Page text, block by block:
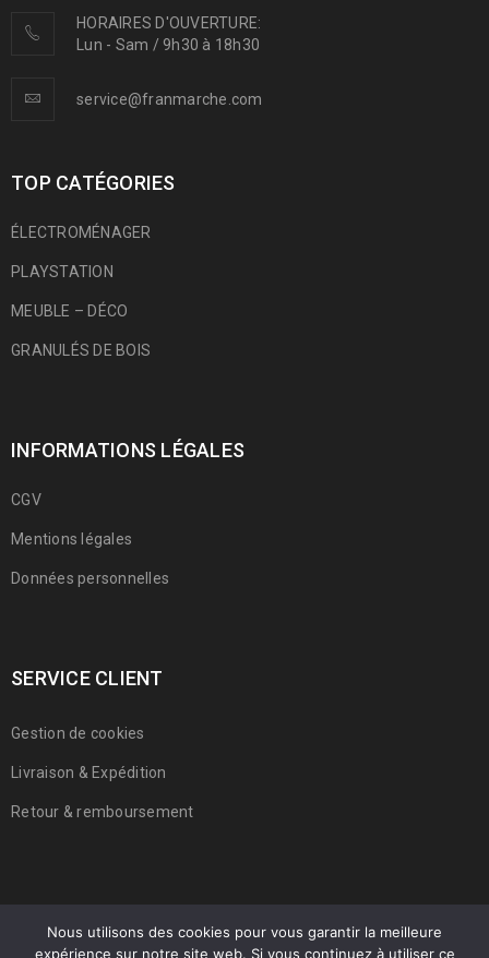
HORAIRES D'OUVERTURE:
Lun - Sam / 9h30 à 18h30
service@franmarche.com
TOP CATÉGORIES
ÉLECTROMÉNAGER
PLAYSTATION
MEUBLE – DÉCO
GRANULÉS DE BOIS
INFORMATIONS LÉGALES
CGV
Mentions légales
Données personnelles
SERVICE CLIENT
Gestion de cookies
Livraison & Expédition
Retour & remboursement
Nous utilisons des cookies pour vous garantir la meilleure
expérience sur notre site web. Si vous continuez à utiliser ce